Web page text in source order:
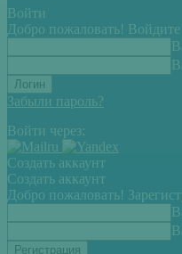
Войти
Добро пожаловать!
Забыли пароль?
Войти через:
Создать аккаунт
Создать аккаунт
Добро пожаловать!